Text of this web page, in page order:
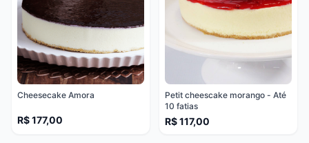
Cheesecake Amora
R$ 177,00
Petit cheescake morango - Até
10 fatias
R$ 117,00